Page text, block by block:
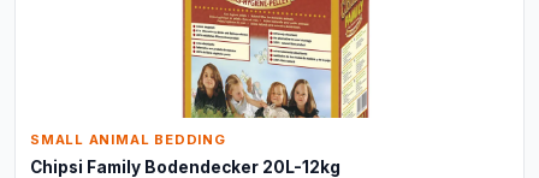
SMALL ANIMAL BEDDING
Chipsi Family Bodendecker 20L-12kg